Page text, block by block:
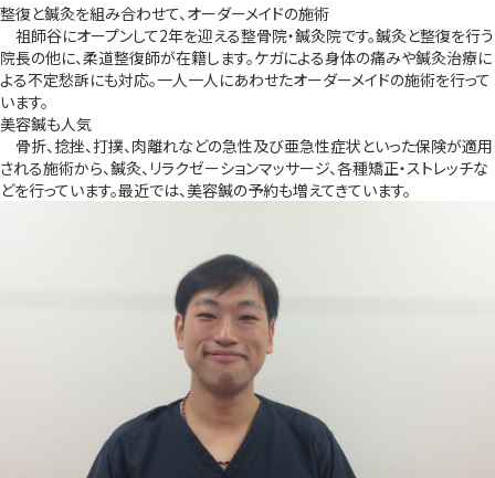
整復と鍼灸を組み合わせて、オーダーメイドの施術
祖師谷にオープンして2年を迎える整骨院・鍼灸院です。鍼灸と整復を行う
院長の他に、柔道整復師が在籍します。ケガによる身体の痛みや鍼灸治療に
よる不定愁訴にも対応。一人一人にあわせたオーダーメイドの施術を行って
います。
美容鍼も人気
骨折、捻挫、打撲、肉離れなどの急性及び亜急性症状といった保険が適用
される施術から、鍼灸、リラクゼーションマッサージ、各種矯正・ストレッチな
どを行っています。最近では、美容鍼の予約も増えてきています。